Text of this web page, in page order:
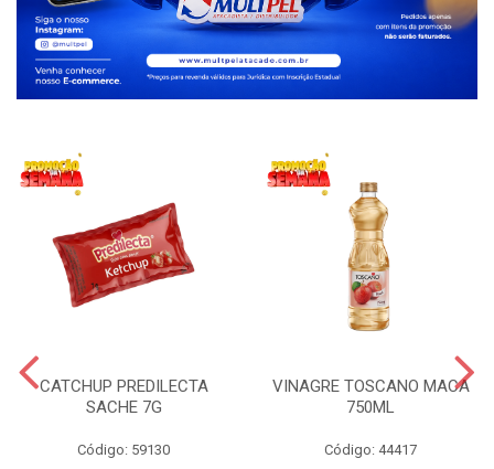
CATCHUP PREDILECTA
SACHE 7G
Código: 59130
VINAGRE TOSCANO MACA
750ML
Código: 44417